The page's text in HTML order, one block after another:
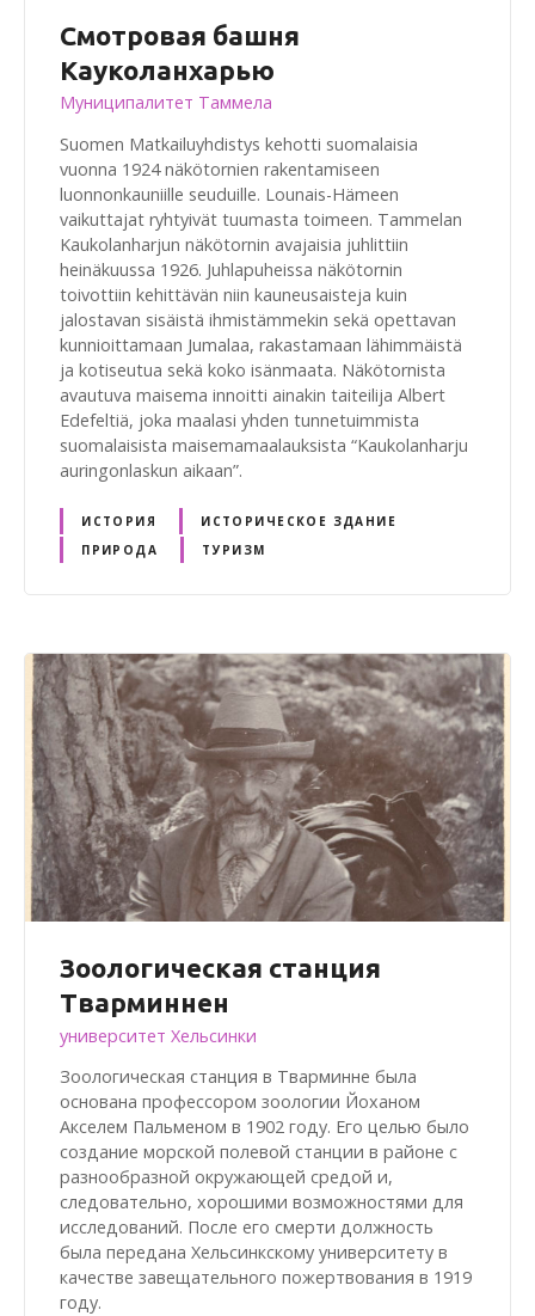
Смотровая башня
Кауколанхарью
Муниципалитет Таммела
Suomen Matkailuyhdistys kehotti suomalaisia
vuonna 1924 näkötornien rakentamiseen
luonnonkauniille seuduille. Lounais-Hämeen
vaikuttajat ryhtyivät tuumasta toimeen. Tammelan
Kaukolanharjun näkötornin avajaisia juhlittiin
heinäkuussa 1926. Juhlapuheissa näkötornin
toivottiin kehittävän niin kauneusaisteja kuin
jalostavan sisäistä ihmistämmekin sekä opettavan
kunnioittamaan Jumalaa, rakastamaan lähimmäistä
ja kotiseutua sekä koko isänmaata. Näkötornista
avautuva maisema innoitti ainakin taiteilija Albert
Edefeltiä, joka maalasi yhden tunnetuimmista
suomalaisista maisemamaalauksista “Kaukolanharju
auringonlaskun aikaan”.
ИСТОРИЯ
ИСТОРИЧЕСКОЕ ЗДАНИЕ
ПРИРОДА
ТУРИЗМ
Зоологическая станция
Тварминнен
университет Хельсинки
Зоологическая станция в Тварминне была
основана профессором зоологии Йоханом
Акселем Пальменом в 1902 году. Его целью было
создание морской полевой станции в районе с
разнообразной окружающей средой и,
следовательно, хорошими возможностями для
исследований. После его смерти должность
была передана Хельсинкскому университету в
качестве завещательного пожертвования в 1919
году.